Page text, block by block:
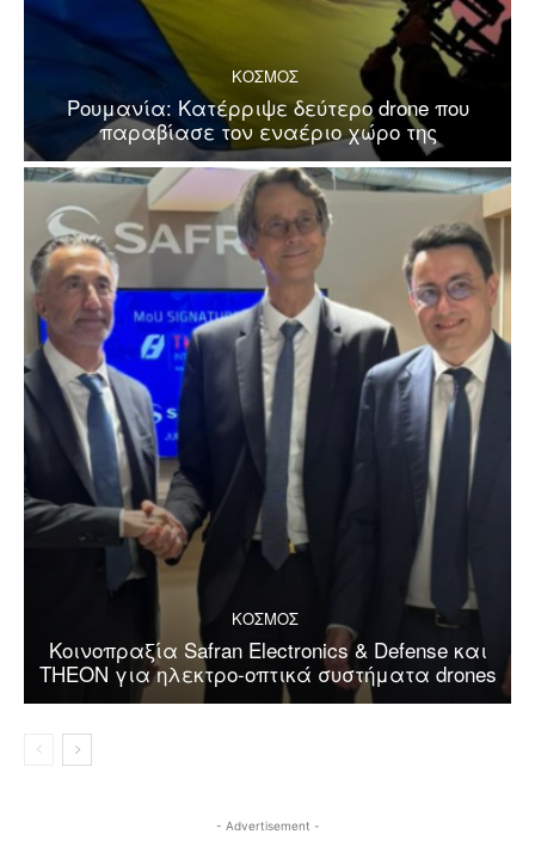
ΚΟΣΜΟΣ
Ρουμανία: Κατέρριψε δεύτερο drone που
παραβίασε τον εναέριο χώρο της
ΚΟΣΜΟΣ
Κοινοπραξία Safran Electronics & Defense και
THEON για ηλεκτρο-οπτικά συστήματα drones
- Advertisement -